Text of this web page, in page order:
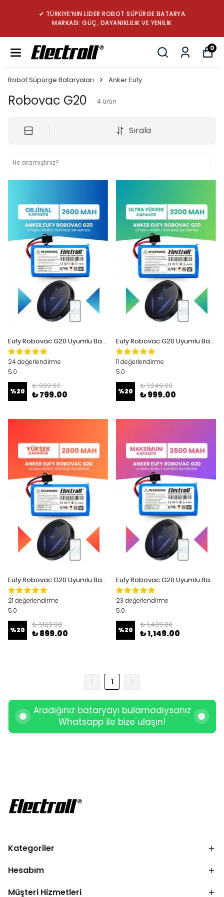
✔ TÜRKİYE’NİN LİDER ROBOT SÜPÜRGE BATARYA
MARKASI: GÜÇ, DAYANIKLILIK VE YENİLİK
0
Robot Süpürge Bataryaları Anker Eufy
Robovac G20 4 ürün
Sırala
Eufy Robovac G20 Uyumlu Batarya (ORJİNAL KAPASİTE) 2600mah Pil Robot Süpürge Batarya Değişimi
24 değerlendirme
5.0
%20
₺ 999.00
₺ 799.00
Eufy Robovac G20 Uyumlu Batarya (YÜKSEK KAPASİTE) 3200mah Pil Robot Süpürge Batarya Değişimi
11 değerlendirme
5.0
%20
₺ 1,249.00
₺ 999.00
Eufy Robovac G20 Uyumlu Batarya (YÜKSEK KAPASİTE) 2800mah Pil Robot Süpürge Bataryası T2257
21 değerlendirme
5.0
%20
₺ 1,129.00
₺ 899.00
Eufy Robovac G20 Uyumlu Batarya (MAKSİMUM KAPASİTE) 3500mah Robot Süpürge Bataryası T2257
23 değerlendirme
5.0
%20
₺ 1,439.00
₺ 1,149.00
1
Aradığınız bataryayı bulamadıysanız
Whatsapp ile bize ulaşın!
Kategoriler
Hesabım
Müşteri Hizmetleri